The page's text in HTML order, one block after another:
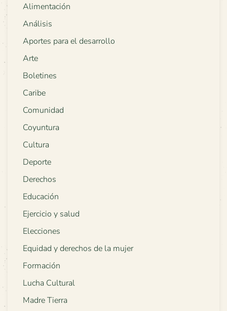
Alimentación
Análisis
Aportes para el desarrollo
Arte
Boletines
Caribe
Comunidad
Coyuntura
Cultura
Deporte
Derechos
Educación
Ejercicio y salud
Elecciones
Equidad y derechos de la mujer
Formación
Lucha Cultural
Madre Tierra